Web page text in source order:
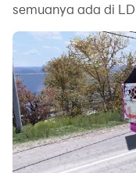
dapat
komputer Anda.
Fungsi transfer file
memudahkan
Unduh Truck Oleng
di komputer Anda
semuanya ada di